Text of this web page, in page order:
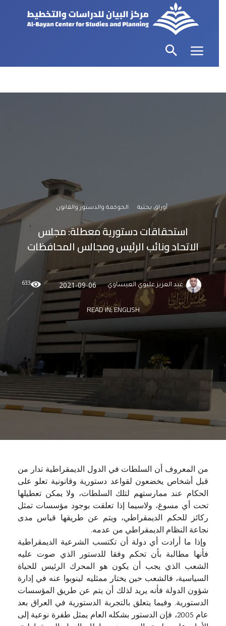
أوراق بحثية الحوكمة والدستور والقانون
استحقاقات دستورية معطلة: مجلس
الاتحاد ونائب الرئيس ومجالس المحافظات
عبد العزيز عليوي العيساوي 2021-09-06
633
READ IN:ENGLISH
من المعروف أن السلطات في الدول الديمقراطية تدار من
قبل أشخاص يخضعون لقواعد دستورية وقانونية تعلو على
الحكام عند ممارستهم لتلك السلطات، ولا يمكن تعطيلها
تحت أي مسوغ، ولاسيما إذا تعلقت بوجود مؤسسات تمثل
ركائز للحكم الديمقراطي، ويتم عن طريقها قياس مدى
نجاعة النظام الديمقراطي من عدمه.
وإذا ما أرادت أي دولة أن تكتسب الشرعية الديمقراطية
فأنها مطالبة بأن تحكم وفقا للدستور الذي صوت عليه
الشعب الذي يجب أن يكون هو المحرك الرئيس للحياة
السياسية، فالشعب حين يختار ممثليه لينوبوا عنه في إدارة
شؤون الدولة فأنه يريد لذلك أن يتم عن طريق المؤسسات
الدستورية. وفيما يتعلق بالتجربة الدستورية في العراق بعد
عام 2005، فإن الدستور بشكله العام يمثل طفرة نوعية إلى